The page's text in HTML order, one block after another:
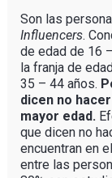
Son las
Influencers.
de edad de 16
la franja de
35 – 44 años.
dicen no
mayor edad.
que dicen no
encuentran en
entre las